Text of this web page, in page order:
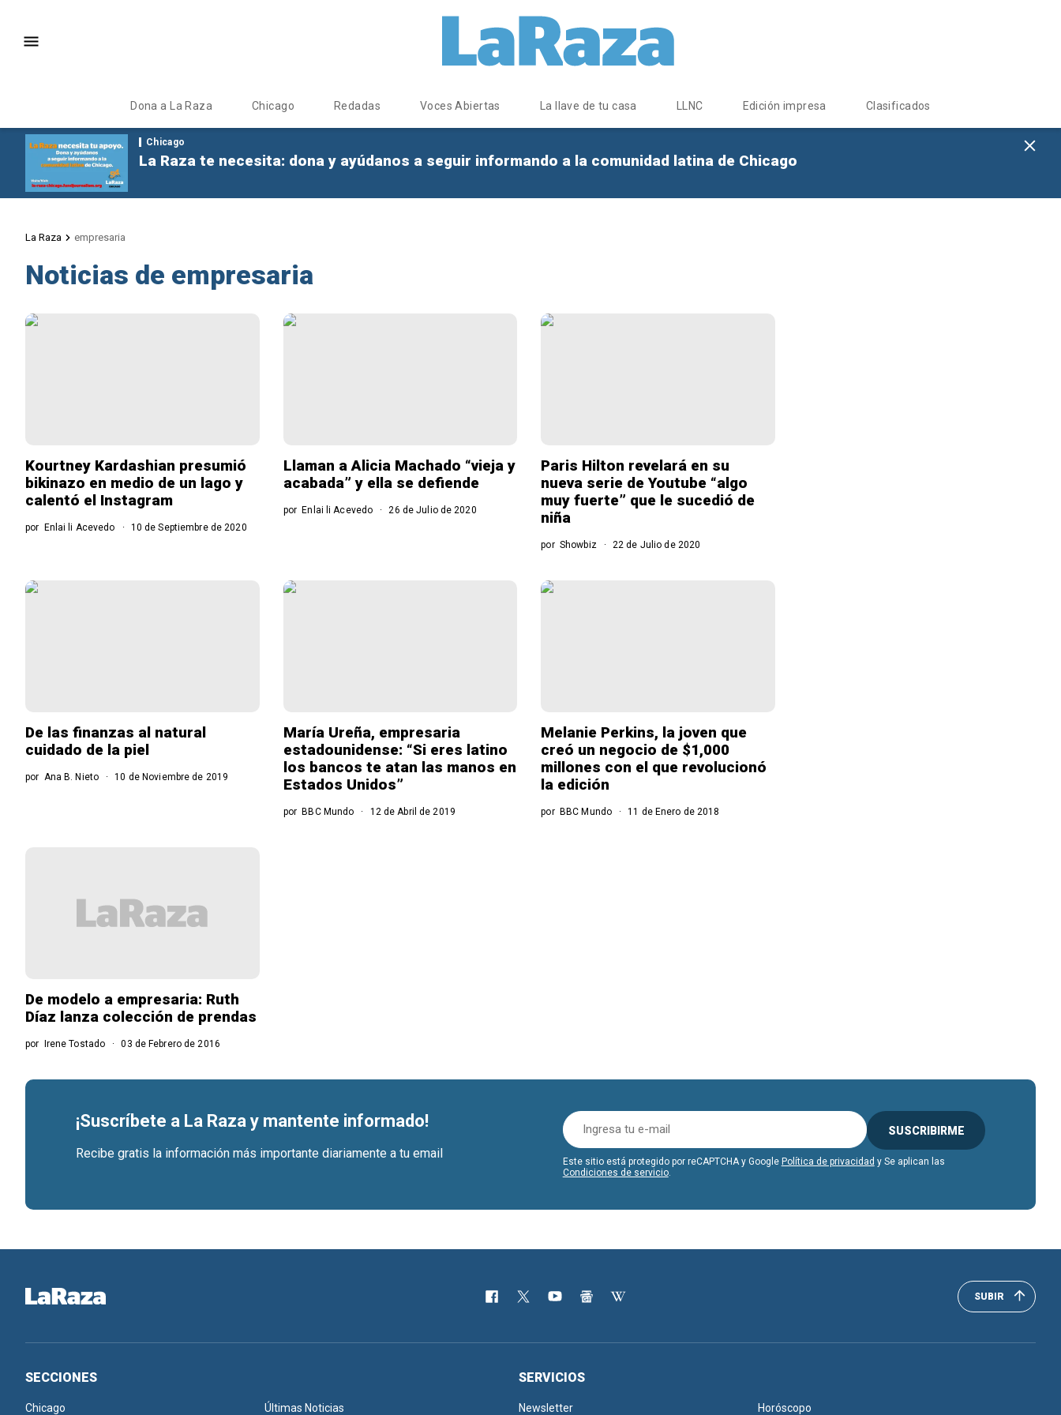
Dona a La Raza Chicago Redadas Voces Abiertas La llave de tu casa LLNC Edición impresa Clasificados
Chicago
La Raza te necesita: dona y ayúdanos a seguir informando a la comunidad latina de Chicago
La Raza empresaria
Noticias de empresaria
Kourtney Kardashian presumió
bikinazo en medio de un lago y
calentó el Instagram
por Enlai li Acevedo 10 de Septiembre de 2020
Llaman a Alicia Machado “vieja y
acabada” y ella se defiende
porEnlai li Acevedo 26 de Julio de 2020
Paris Hilton revelará en su
nueva serie de Youtube “algo
muy fuerte” que le sucedió de
niña
por Showbiz 22 de Julio de 2020
De las finanzas al natural
cuidado de la piel
por Ana B. Nieto 10 de Noviembre de 2019
María Ureña, empresaria
estadounidense: “Si eres latino
los bancos te atan las manos en
Estados Unidos”
porBBC Mundo 12 de Abril de 2019
Melanie Perkins, la joven que
creó un negocio de $1,000
millones con el que revolucionó
la edición
por BBC Mundo 11 de Enero de 2018
De modelo a empresaria: Ruth
Díaz lanza colección de prendas
por Irene Tostado 03 de Febrero de 2016
¡Suscríbete a La Raza y mantente informado!
Recibe gratis la información más importante diariamente a tu email
SUSCRIBIRME
Este sitio está protegido por reCAPTCHA y Google Política de privacidad y Se aplican las
Condiciones de servicio.
SUBIR
SECCIONES
Chicago Últimas Noticias
SERVICIOS
Newsletter Horóscopo